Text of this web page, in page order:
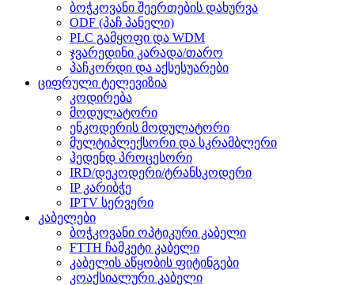
ბოჭკოვანი შეერთების დახურვა
ODF (პაჩ პანელი)
PLC გამყოფი და WDM
ჯვარედინი კარადა/თარო
პაჩკორდი და აქსესუარები
ციფრული ტელევიზია
კოდირება
მოდულატორი
ენკოდერის მოდულატორი
მულტიპლექსორი და სკრამბლერი
ჰედენდ პროცესორი
IRD/დეკოდერი/ტრანსკოდერი
IP კარიბჭე
IPTV სერვერი
კაბელები
ბოჭკოვანი ოპტიკური კაბელი
FTTH ჩამკეტი კაბელი
კაბელის აწყობის ფიტინგები
კოაქსიალური კაბელი